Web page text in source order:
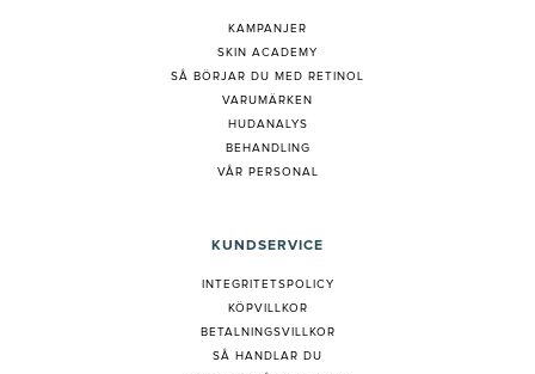
KAMPANJER
SKIN ACADEMY
SÅ BÖRJAR DU MED RETINOL
VARUMÄRKEN
HUDANALYS
BEHANDLING
VÅR PERSONAL
KUNDSERVICE
INTEGRITETSPOLICY
KÖPVILLKOR
BETALNINGSVILLKOR
SÅ HANDLAR DU